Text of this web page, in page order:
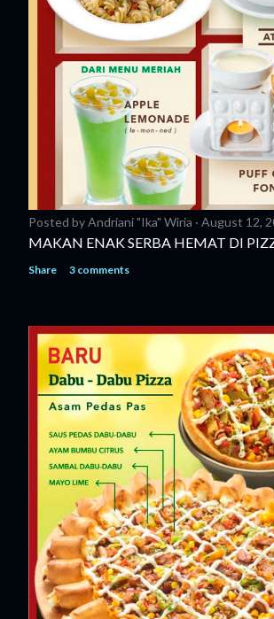
Posted byAndriani "Ika" Wiria August 12,
MAKAN ENAK SERBA HEMAT DI
Share 3 comments